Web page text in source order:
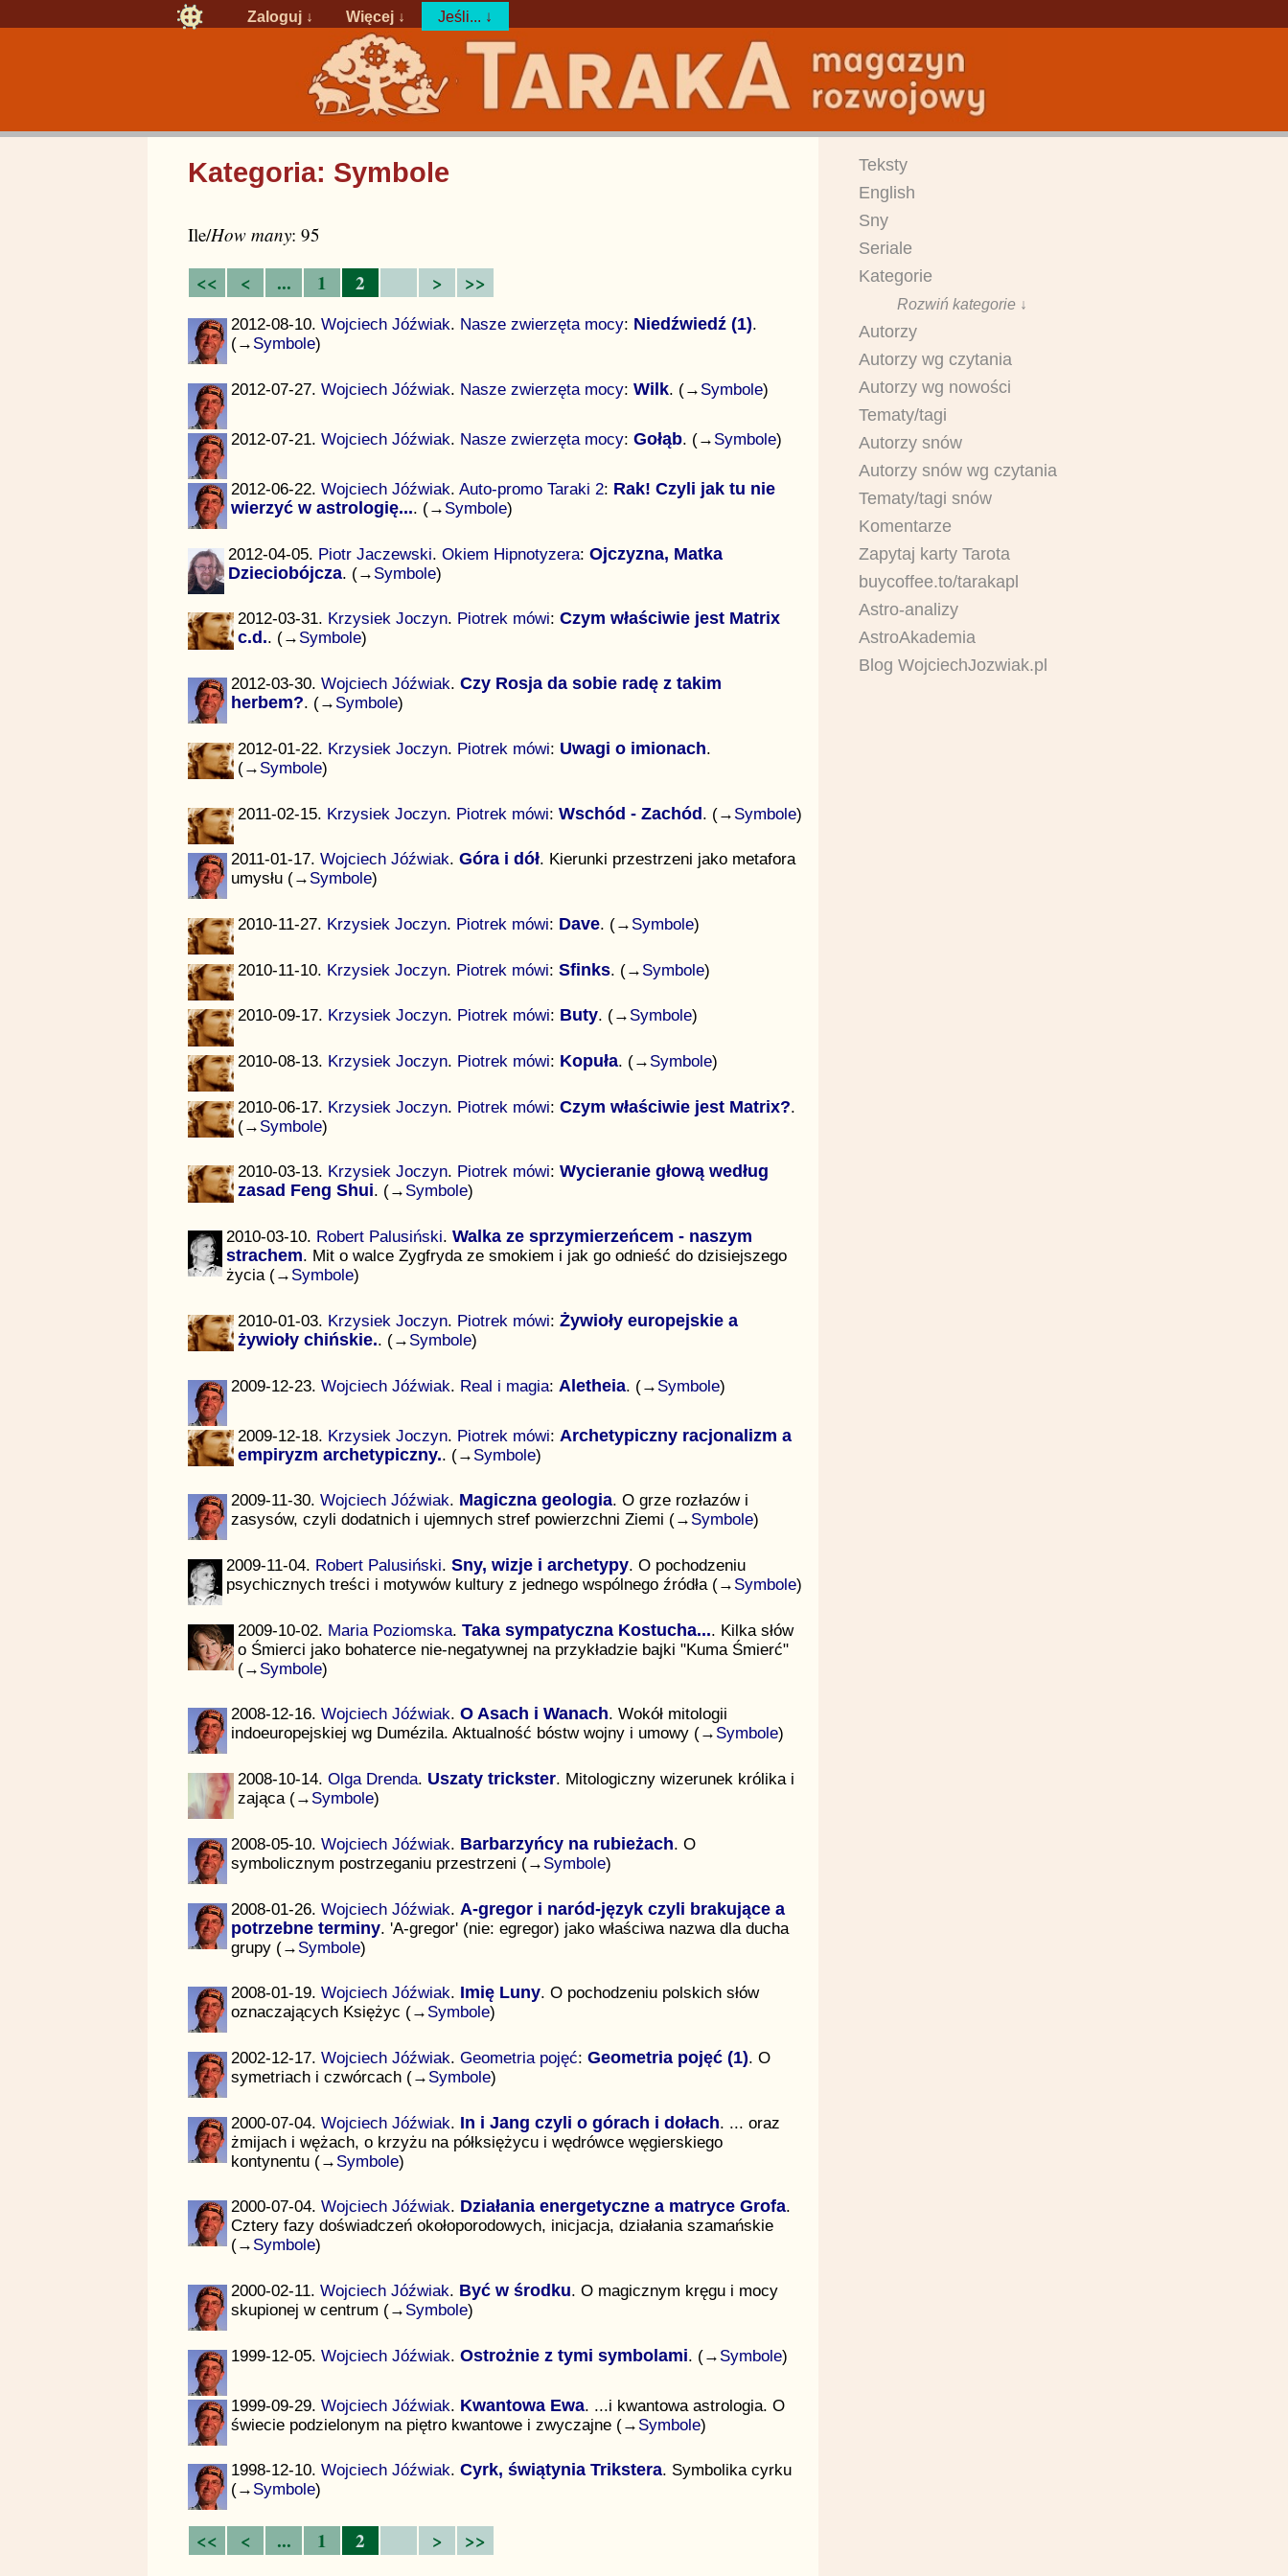
Zaloguj ↓ Więcej ↓ Jeśli... ↓
Kategoria: Symbole
Ile/How many: 95
<< < ... 1 2 > >>
2012-08-10.Wojciech Jóźwiak. Nasze zwierzęta mocy: Niedźwiedź (1).
(→ Symbole)
2012-07-27.Wojciech Jóźwiak. Nasze zwierzęta mocy:Wilk. (→ Symbole)
2012-07-21.Wojciech Jóźwiak. Nasze zwierzęta mocy:Gołąb. (→ Symbole)
2012-06-22.Wojciech Jóźwiak.Auto-promo Taraki 2: Rak! Czyli jak tu nie
wierzyć w astrologię.... (→ Symbole)
2012-04-05. Piotr Jaczewski. Okiem Hipnotyzera: Ojczyzna, Matka
Dzieciobójcza. (→ Symbole)
2012-03-31. Krzysiek Joczyn. Piotrek mówi: Czym właściwie jest Matrix
c.d.. (→ Symbole)
2012-03-30.Wojciech Jóźwiak.Czy Rosja da sobie radę z takim
herbem?. (→ Symbole)
2012-01-22. Krzysiek Joczyn. Piotrek mówi: Uwagi o imionach.
(→ Symbole)
2011-02-15. Krzysiek Joczyn. Piotrek mówi: Wschód - Zachód. (→ Symbole)
2011-01-17.Wojciech Jóźwiak.Góra i dół. Kierunki przestrzeni jako metafora
umysłu (→ Symbole)
2010-11-27. Krzysiek Joczyn. Piotrek mówi: Dave. (→ Symbole)
2010-11-10. Krzysiek Joczyn. Piotrek mówi: Sfinks. (→ Symbole)
2010-09-17. Krzysiek Joczyn. Piotrek mówi: Buty. (→ Symbole)
2010-08-13. Krzysiek Joczyn. Piotrek mówi: Kopuła. (→ Symbole)
2010-06-17. Krzysiek Joczyn. Piotrek mówi: Czym właściwie jest Matrix?.
(→ Symbole)
2010-03-13. Krzysiek Joczyn. Piotrek mówi: Wycieranie głową według
zasad Feng Shui. (→ Symbole)
2010-03-10. Robert Palusiński. Walka ze sprzymierzeńcem - naszym
strachem. Mit o walce Zygfryda ze smokiem i jak go odnieść do dzisiejszego
życia (→ Symbole)
2010-01-03. Krzysiek Joczyn. Piotrek mówi: Żywioły europejskie a
żywioły chińskie.. (→ Symbole)
2009-12-23.Wojciech Jóźwiak. Real i magia: Aletheia. (→ Symbole)
2009-12-18. Krzysiek Joczyn. Piotrek mówi: Archetypiczny racjonalizm a
empiryzm archetypiczny.. (→ Symbole)
2009-11-30.Wojciech Jóźwiak. Magiczna geologia. O grze rozłazów i
zasysów, czyli dodatnich i ujemnych stref powierzchni Ziemi (→ Symbole)
2009-11-04. Robert Palusiński. Sny, wizje i archetypy. O pochodzeniu
psychicznych treści i motywów kultury z jednego wspólnego źródła (→ Symbole)
2009-10-02. Maria Poziomska. Taka sympatyczna Kostucha.... Kilka słów
o Śmierci jako bohaterce nie-negatywnej na przykładzie bajki "Kuma Śmierć"
(→ Symbole)
2008-12-16.Wojciech Jóźwiak.O Asach i Wanach. Wokół mitologii
indoeuropejskiej wg Dumézila. Aktualność bóstw wojny i umowy (→ Symbole)
2008-10-14. Olga Drenda. Uszaty trickster. Mitologiczny wizerunek królika i
zająca (→ Symbole)
2008-05-10.Wojciech Jóźwiak. Barbarzyńcy na rubieżach. O
symbolicznym postrzeganiu przestrzeni (→ Symbole)
2008-01-26.Wojciech Jóźwiak. A-gregor i naród-język czyli brakujące a
potrzebne terminy. 'A-gregor' (nie: egregor) jako właściwa nazwa dla ducha
grupy (→ Symbole)
2008-01-19.Wojciech Jóźwiak. Imię Luny. O pochodzeniu polskich słów
oznaczających Księżyc (→ Symbole)
2002-12-17.Wojciech Jóźwiak.Geometria pojęć:Geometria pojęć (1). O
symetriach i czwórcach (→ Symbole)
2000-07-04.Wojciech Jóźwiak. In i Jang czyli o górach i dołach. ... oraz
żmijach i wężach, o krzyżu na półksiężycu i wędrówce węgierskiego
kontynentu (→ Symbole)
2000-07-04.Wojciech Jóźwiak. Działania energetyczne a matryce Grofa.
Cztery fazy doświadczeń okołoporodowych, inicjacja, działania szamańskie
(→ Symbole)
2000-02-11.Wojciech Jóźwiak. Być w środku. O magicznym kręgu i mocy
skupionej w centrum (→ Symbole)
1999-12-05.Wojciech Jóźwiak.Ostrożnie z tymi symbolami. (→ Symbole)
1999-09-29.Wojciech Jóźwiak. Kwantowa Ewa. ...i kwantowa astrologia. O
świecie podzielonym na piętro kwantowe i zwyczajne (→ Symbole)
1998-12-10.Wojciech Jóźwiak.Cyrk, świątynia Trikstera. Symbolika cyrku
(→ Symbole)
<< < ... 1 2 > >>
Teksty
English
Sny
Seriale
Kategorie
Rozwiń kategorie ↓
Autorzy
Autorzy wg czytania
Autorzy wg nowości
Tematy/tagi
Autorzy snów
Autorzy snów wg czytania
Tematy/tagi snów
Komentarze
Zapytaj karty Tarota
buycoffee.to/tarakapl
Astro-analizy
AstroAkademia
Blog WojciechJozwiak.pl